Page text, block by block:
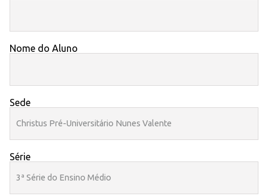
Nome do Aluno
Sede
Série